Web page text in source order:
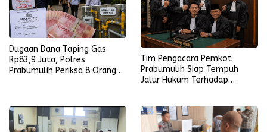
Dugaan Dana Taping Gas
Rp83,9 Juta, Polres
Prabumulih Periksa 8 Orang
Tim Pengacara Pemkot
Prabumulih Siap Tempuh
Jalur Hukum Terhadap